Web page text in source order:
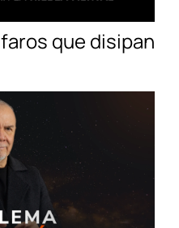
que disipan